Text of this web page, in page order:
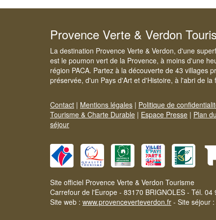
Provence Verte & Verdon
La destination Provence Verte & Verdon, d'une
est le poumon vert de la Provence, à moins d'une
région PACA. Partez à la découverte de 43 villages
préservée, d'un Pays d'Art et d'Histoire, à l'abri de la
Contact | Mentions légales | Politique de
Tourisme & Charte Durable | Espace Presse | Plan
séjour
Site officiel Provence Verte & Verdon Tourisme
Carrefour de l'Europe - 83170 BRIGNOLES - Tél. 04
Site web : www.provenceverteverdon.fr - Site séjour :